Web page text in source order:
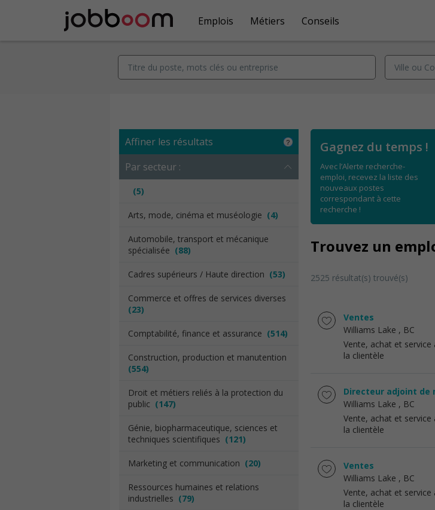
Emplois Métiers Conseils
Affiner les résultats
Par secteur :
(5)
Arts, mode, cinéma et muséologie (4)
Automobile, transport et mécanique
spécialisée (88)
Cadres supérieurs / Haute direction (53)
Commerce et offres de services diverses
(23)
Comptabilité, finance et assurance (514)
Construction, production et manutention
(554)
Droit et métiers reliés à la protection du
public (147)
Génie, biopharmaceutique, sciences et
techniques scientifiques (121)
Marketing et communication (20)
Ressources humaines et relations
industrielles (79)
Gagnez du temps !
Avec l’Alerte recherche-
emploi, recevez la liste des
nouveaux postes
correspondant à cette
recherche !
Trouvez un
2525 résultat(s) trouvé(s)
Ventes
Williams Lake , BC
Vente, achat et service
la clientèle
Directeur adjoint de
Williams Lake , BC
Vente, achat et service
la clientèle
Ventes
Williams Lake , BC
Vente, achat et service
la clientèle